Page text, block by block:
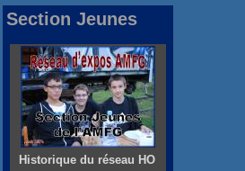
Section Jeunes
Historique du réseau HO